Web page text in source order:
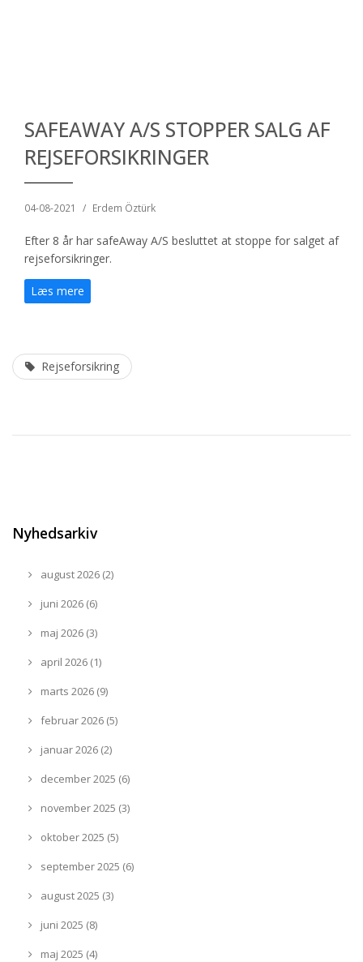
SAFEAWAY A/S STOPPER SALG AF
REJSEFORSIKRINGER
04-08-2021 / Erdem Öztürk
Efter 8 år har safeAway A/S besluttet at stoppe for salget af
rejseforsikringer.
Læs mere
Rejseforsikring
Nyhedsarkiv
august 2026 (2)
juni 2026 (6)
maj 2026 (3)
april 2026 (1)
marts 2026 (9)
februar 2026 (5)
januar 2026 (2)
december 2025 (6)
november 2025 (3)
oktober 2025 (5)
september 2025 (6)
august 2025 (3)
juni 2025 (8)
maj 2025 (4)